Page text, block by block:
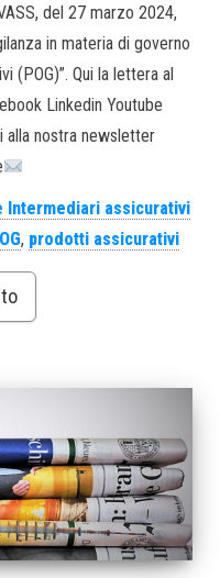
del 27 marzo 2024,
in materia di governo
(POG)”. Qui la lettera al
Linkedin Youtube
alla nostra newsletter
Intermediari assicurativi
, prodotti assicurativi